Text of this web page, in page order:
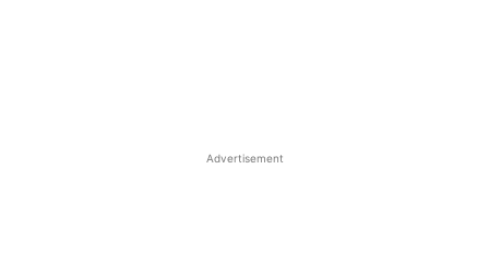
Advertisement